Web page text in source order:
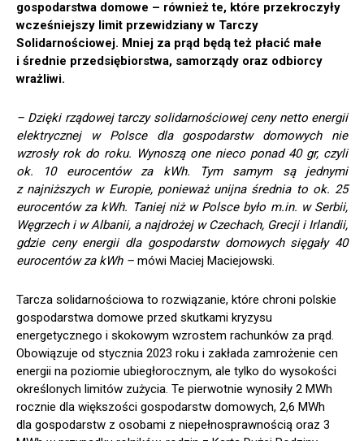
gospodarstwa domowe – również te, które przekroczyły
wcześniejszy limit przewidziany w Tarczy
Solidarnościowej. Mniej za prąd będąteż płacić małe
i średnie przedsiębiorstwa, samorządy oraz odbiorcy
wrażliwi.
– Dzięki rządowej tarczy solidarnościowej ceny netto energii
elektrycznej w Polsce dla gospodarstw domowych nie
wzrosły rok do roku. Wynoszą one nieco ponad 40 gr, czyli
ok. 10 eurocentów za kWh. Tym samym są jednymi
z najniższych w Europie, ponieważ unijna średnia to ok. 25
eurocentów za kWh. Taniej niż w Polsce było m.in. w Serbii,
Węgrzech i w Albanii, a najdrożej w Czechach, Grecji i Irlandii,
gdzie ceny energii dla gospodarstw domowych sięgały 40
eurocentów za kWh – mówi Maciej Maciejowski.
Tarcza solidarnościowa to rozwiązanie, które chroni polskie
gospodarstwa domowe przed skutkami kryzysu
energetycznego i skokowym wzrostem rachunków za prąd.
Obowiązuje od stycznia 2023 roku i zakłada zamrożenie cen
energii na poziomie ubiegłorocznym, ale tylko do wysokości
określonych limitów zużycia. Te pierwotnie wynosiły 2 MWh
rocznie dla większości gospodarstw domowych, 2,6 MWh
dla gospodarstw z osobami z niepełnosprawnością oraz 3